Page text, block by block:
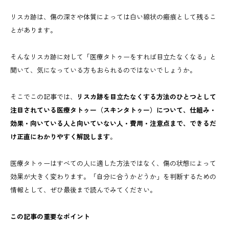
リスカ跡は、傷の深さや体質によっては白い線状の瘢痕として残るこ
とがあります。
そんなリスカ跡に対して「医療タトゥーをすれば目立たなくなる」と
聞いて、気になっている方もおられるのではないでしょうか。
そこでこの記事では、
リスカ跡を目立たなくする方法のひとつとして
注目されている医療タトゥー（スキンタトゥー）について、仕組み・
効果・向いている人と向いていない人・費用・注意点まで、できるだ
け正直にわかりやすく解説します。
医療タトゥーはすべての人に適した方法ではなく、傷の状態によって
効果が大きく変わります。「自分に合うかどうか」を判断するための
情報として、ぜひ最後まで読んでみてください。
この記事の重要なポイント